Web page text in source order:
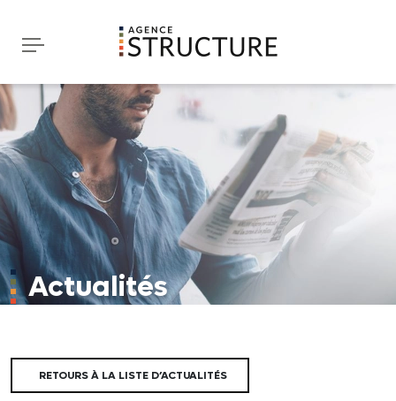
Actualités
RETOURS À LA LISTE D’ACTUALITÉS